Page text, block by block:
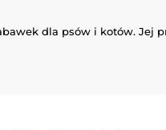
dla psów i kotów. Jej